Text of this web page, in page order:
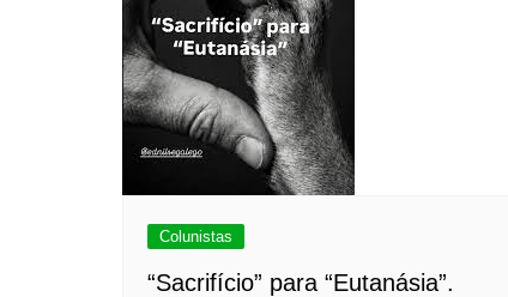
Colunistas
“Sacrifício” para “Eutanásia”.